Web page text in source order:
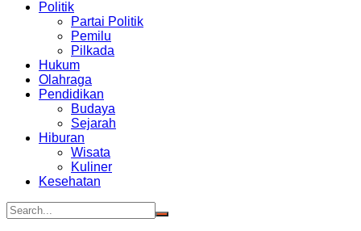
Politik
Partai Politik
Pemilu
Pilkada
Hukum
Olahraga
Pendidikan
Budaya
Sejarah
Hiburan
Wisata
Kuliner
Kesehatan